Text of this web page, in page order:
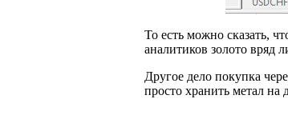
То есть можно сказать,
аналитиков золото вряд
Другое дело покупка
просто хранить метал на